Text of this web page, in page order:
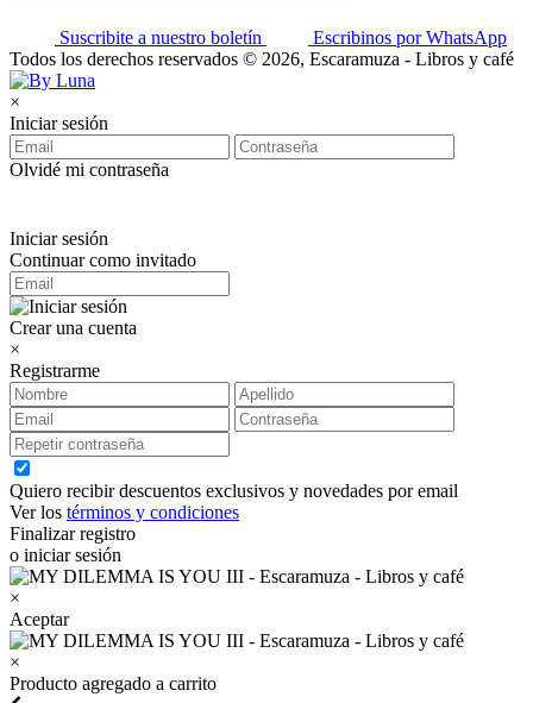
Suscribite a nuestro boletín
Escribinos por WhatsApp
Todos los derechos reservados © 2026, Escaramuza - Libros y café
×
Iniciar sesión
Olvidé mi contraseña
Iniciar sesión
Continuar como invitado
Crear una cuenta
×
Registrarme
Quiero recibir descuentos exclusivos y novedades por email
Ver los términos y condiciones
Finalizar registro
o iniciar sesión
×
Aceptar
×
Producto agregado a carrito